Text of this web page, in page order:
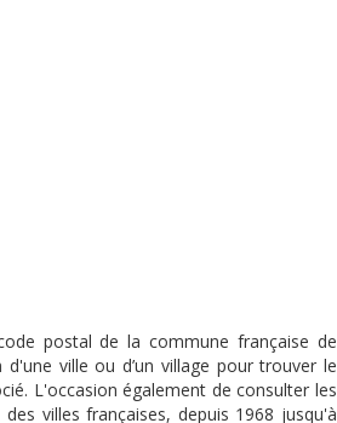
postal de la commune française de
ville ou d’un village pour trouver le
L'occasion également de consulter les
villes françaises, depuis 1968 jusqu'à